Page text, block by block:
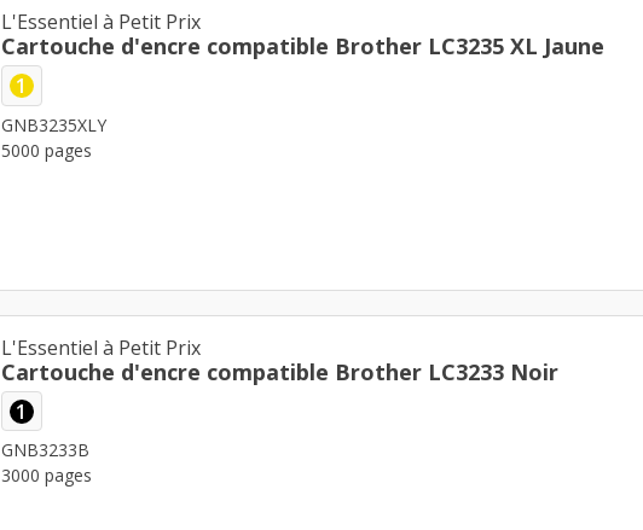
L'Essentiel à Petit Prix
Cartouche d'encre compatible Brother LC3235 XL Jaune
1
GNB3235XLY
5000 pages
L'Essentiel à Petit Prix
Cartouche d'encre compatible Brother LC3233 Noir
1
GNB3233B
3000 pages